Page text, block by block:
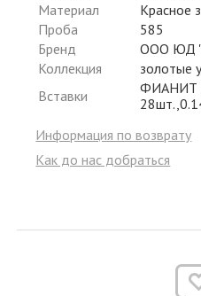
Материал
Красное
Проба
585
Бренд
ООО ЮД
Коллекция
золотые
Вставки
ФИАНИТ
Информация по возврату
Как до нас добраться